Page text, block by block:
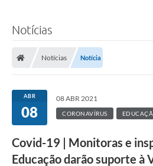
Notícias
Notícias Notícia
ABR
08
08 ABR 2021
CORONAVÍRUS
Covid-19 | Monitoras e
Educação darão suporte à